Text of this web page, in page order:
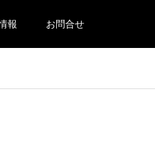
報 お問合せ